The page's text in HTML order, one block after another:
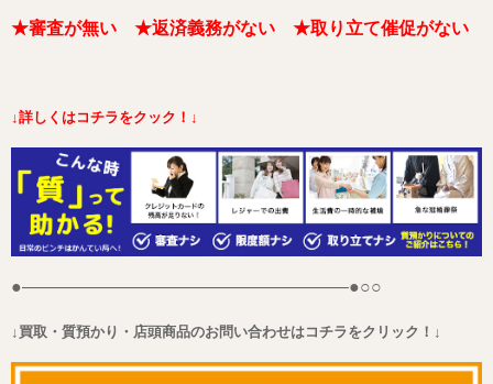
★審査が無い ★返済義務がない ★取り立て催促がない
↓詳しくはコチラをクック！↓
●——————————————————–●○○
↓買取・質預かり・店頭商品のお問い合わせはコチラをクリック！↓